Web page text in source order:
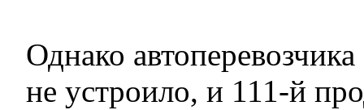
Однако
не устроило, и 111-й